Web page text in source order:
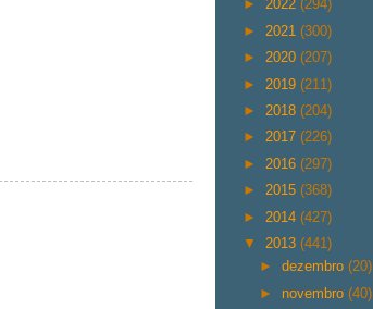
► 2022 (294)
► 2021 (300)
► 2020 (207)
► 2019 (211)
► 2018 (204)
► 2017 (226)
► 2016 (297)
► 2015 (368)
► 2014 (427)
▼ 2013 (441)
►dezembro(20)
► novembro(40)